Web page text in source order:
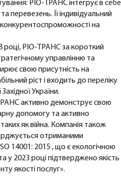
РІО-ТРАНС інтегрує в себе
перевезень. Її індивідуальний
конкурентоспроможності на
році, РІО-ТРАНС за короткий
управлінню та
свою присутність на
ріст і входить до переліку
України.
активно демонструє свою
допомогу та активно
як війна. Компанія також
отриманими
14001: 2015 , що є екологічною
у 2023 році підтверджено якість
якості послуг».